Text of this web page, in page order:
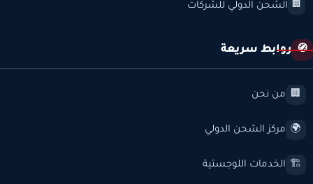
🏢 الشحن الدولي للشركات
🧭 روابط سريعة
🏢 من نحن
🌍 مركز الشحن الدولي
🏗️ الخدمات اللوجستية